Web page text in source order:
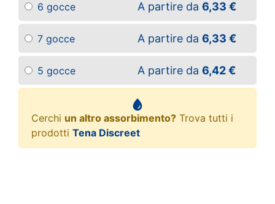
6 gocce A partire da 6,33 €
7 gocce A partire da 6,33 €
5 gocce A partire da 6,42 €
Cerchi un altro assorbimento? Trova tutti i
prodotti Tena Discreet